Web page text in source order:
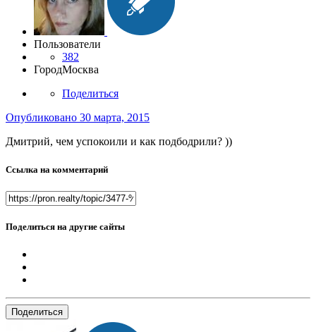
Пользователи
382
ГородМосква
Поделиться
Опубликовано 30 марта, 2015
Дмитрий, чем успокоили и как подбодрили? ))
Ссылка на комментарий
Поделиться на другие сайты
Поделиться